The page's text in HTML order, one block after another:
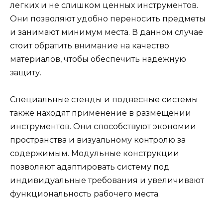
легких и не слишком ценных инструментов.
Они позволяют удобно переносить предметы
и занимают минимум места. В данном случае
стоит обратить внимание на качество
материалов, чтобы обеспечить надежную
защиту.
Специальные стенды и подвесные системы
также находят применение в размещении
инструментов. Они способствуют экономии
пространства и визуальному контролю за
содержимым. Модульные конструкции
позволяют адаптировать систему под
индивидуальные требования и увеличивают
функциональность рабочего места.